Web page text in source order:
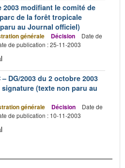
modifiant le comité de
de la forêt tropicale
au Journal officiel)
générale Décision
Date de
de publication : 25-11-2003
– DG/2003 du 2 octobre 2003
(texte non paru au
générale Décision
Date de
de publication : 10-11-2003